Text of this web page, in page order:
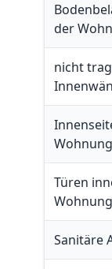
der
nicht
Türen
Wohnung
Sanitäre